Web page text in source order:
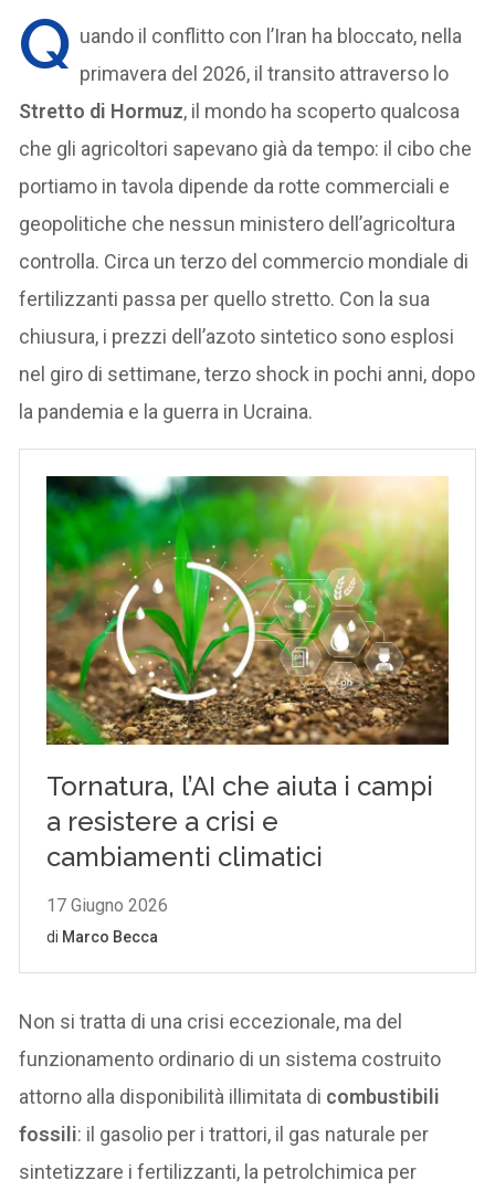
Q uando il conflitto con l’Iran ha bloccato, nella
primavera del 2026, il transito attraverso lo
Stretto di Hormuz, il mondo ha scoperto qualcosa
che gli agricoltori sapevano già da tempo: il cibo che
portiamo in tavola dipende da rotte commerciali e
geopolitiche che nessun ministero dell’agricoltura
controlla. Circa un terzo del commercio mondiale di
fertilizzanti passa per quello stretto. Con la sua
chiusura, i prezzi dell’azoto sintetico sono esplosi
nel giro di settimane, terzo shock in pochi anni, dopo
la pandemia e la guerra in Ucraina.
Non si tratta di una crisi eccezionale, ma del
funzionamento ordinario di un sistema costruito
attorno alla disponibilità illimitata di combustibili
fossili: il gasolio per i trattori, il gas naturale per
sintetizzare i fertilizzanti, la petrolchimica per